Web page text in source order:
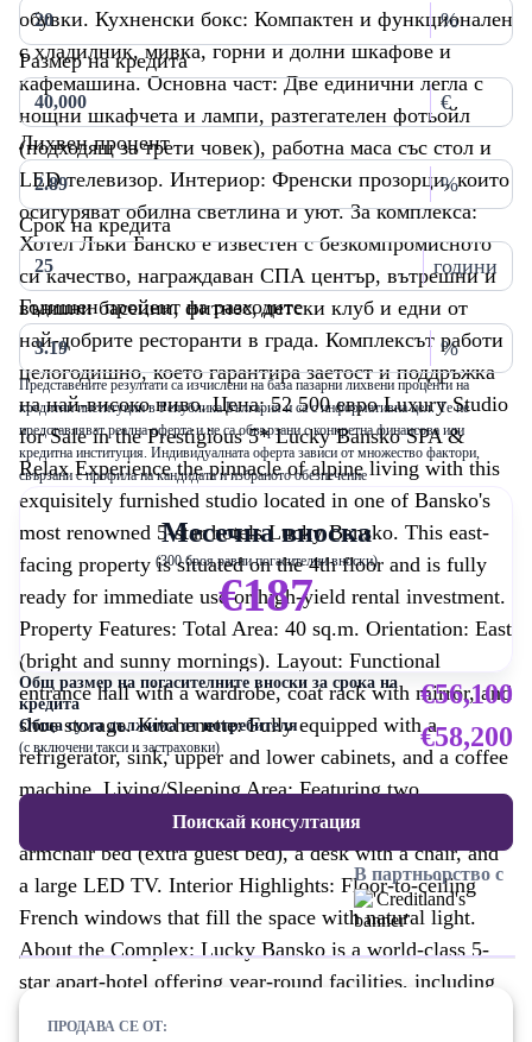
обувки. Кухненски бокс: Компактен и функционален
с хладилник, мивка, горни и долни шкафове и
кафемашина. Основна част: Две единични легла с
нощни шкафчета и лампи, разтегателен фотьойл
(подходящ за трети човек), работна маса със стол и
LED телевизор. Интериор: Френски прозорци, които
осигуряват обилна светлина и уют. За комплекса:
Хотел Лъки Банско е известен с безкомпромисното
си качество, награждаван СПА център, вътрешни и
външни басейни, фитнес, детски клуб и едни от
най-добрите ресторанти в града. Комплексът работи
целогодишно, което гарантира заетост и поддръжка
на най-високо ниво. Цена: 52 500 евро Luxury Studio
for Sale in the Prestigious 5* Lucky Bansko SPA &
Relax Experience the pinnacle of alpine living with this
exquisitely furnished studio located in one of Bansko's
most renowned 5-star hotels Lucky Bansko. This east-
facing property is situated on the 4th floor and is fully
ready for immediate use or high-yield rental investment.
Property Features: Total Area: 40 sq.m. Orientation: East
(bright and sunny mornings). Layout: Functional
entrance hall with a wardrobe, coat rack with mirror, and
shoe storage. Kitchenette: Fully equipped with a
refrigerator, sink, upper and lower cabinets, and a coffee
machine. Living/Sleeping Area: Featuring two
comfortable single beds with nightstands and lamps, an
armchair bed (extra guest bed), a desk with a chair, and
a large LED TV. Interior Highlights: Floor-to-ceiling
French windows that fill the space with natural light.
About the Complex: Lucky Bansko is a world-class 5-
star apart-hotel offering year-round facilities, including
%
Размер на кредита
€
Лихвен процент
%
Срок на кредита
години
Годишен процент на разходите
%
Представените резултати са изчислени на база пазарни лихвени проценти на
кредитни институции в Република България и са с информативна цел. Те не
представляват реална оферта и не са обвързани с конкретна финансова или
кредитна институция. Индивидуалната оферта зависи от множество фактори,
свързани с профила на кандидата и избраното обезпечение
Месечна вноска
(300 броя равни погасителни вноски)
€187
Общ размер на погасителните вноски за срока на
кредита
€56,100
Обща сума дължима от потребителя
(с включени такси и застраховки) €58,200
Поискай консултация
В партньорство с
ПРОДАВА СЕ ОТ: